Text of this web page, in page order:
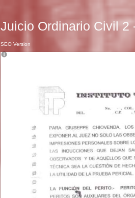
Juicio Ordinario Civil 2
SEO Version